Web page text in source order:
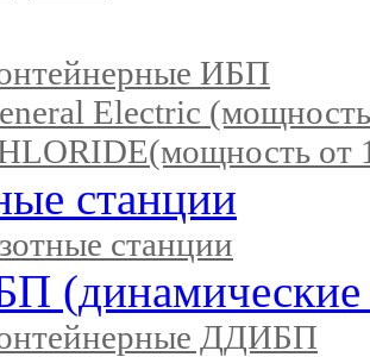
ИБП
Electric
от
станции
станции
ДДИБП